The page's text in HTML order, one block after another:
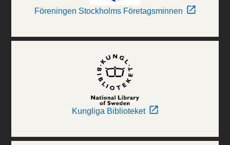
Föreningen Stockholms Företagsminnen
Kungliga Biblioteket